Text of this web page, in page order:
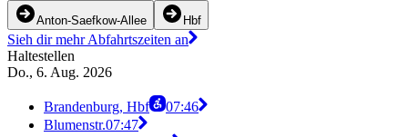
Anton-Saefkow-Allee Hbf
Sieh dir mehr Abfahrtszeiten an
Haltestellen
Do., 6. Aug. 2026
Brandenburg, Hbf
07:46
Blumenstr.07:47